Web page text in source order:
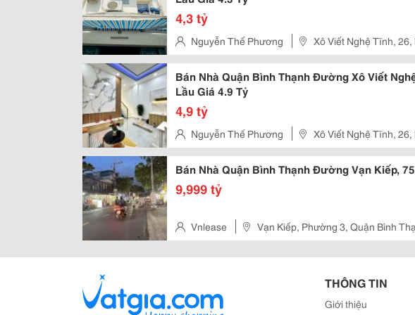
4,3 tỷ
Nguyễn Thế Phương Xô Viết Nghệ Tĩnh,
Bán Nhà Quận Bình Thạnh Đường Xô Viết
Lầu Giá 4.9 Tỷ
4,9 tỷ
Nguyễn Thế Phương Xô Viết Nghệ Tĩnh,
Bán Nhà Quận Bình Thạnh Đường Vạn Kiếp,
9,999 tỷ
Vnlease Vạn Kiếp, Phường 3, Quận Bình
THÔNG TIN
Giới thiệu